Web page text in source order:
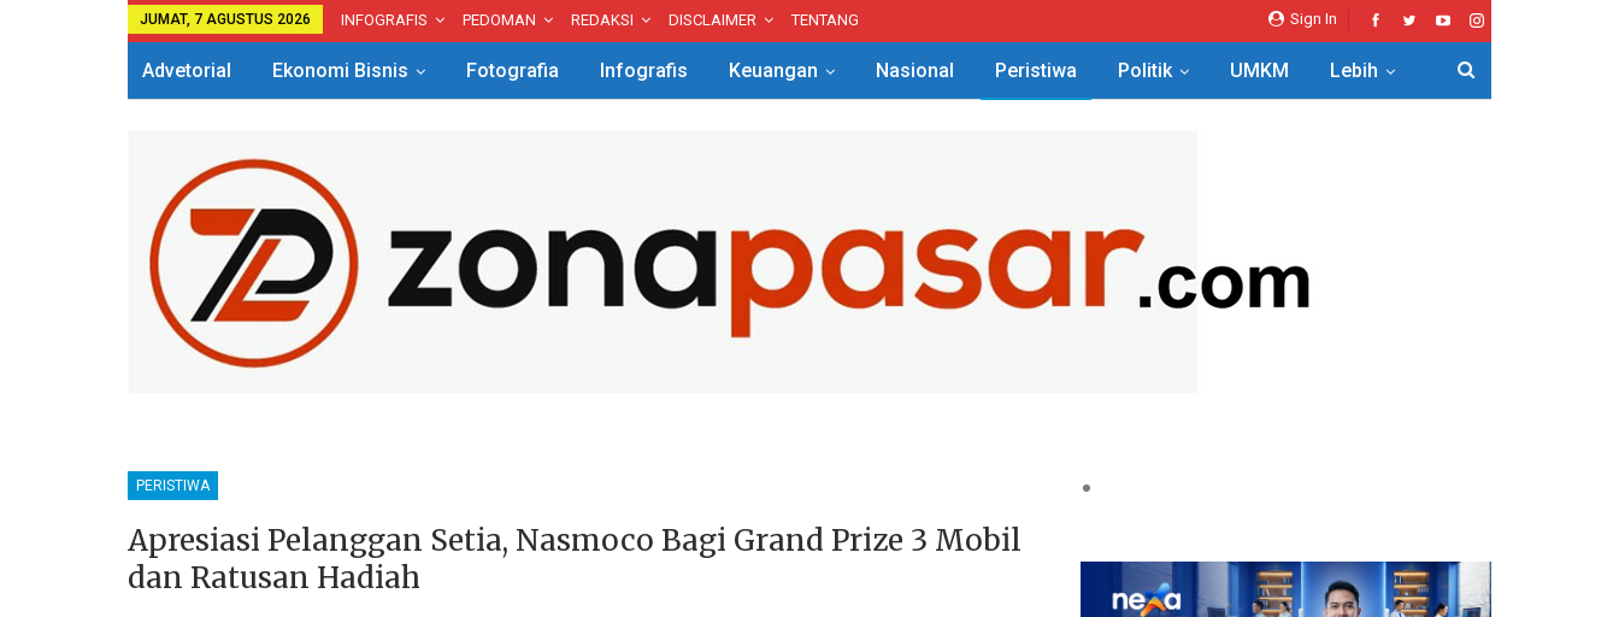
Sign In
JUMAT, 7 AGUSTUS 2026 INFOGRAFIS PEDOMAN REDAKSI DISCLAIMER TENTANG
Advetorial Ekonomi Bisnis Fotografia Infografis Keuangan Nasional Peristiwa Politik UMKM Lebih
PERISTIWA
Apresiasi Pelanggan Setia, Nasmoco Bagi Grand Prize 3 Mobil
dan Ratusan Hadiah